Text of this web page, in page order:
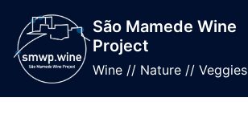
para
conteúdo
São Mamede Wine
Project
Wine // Nature // Veggies